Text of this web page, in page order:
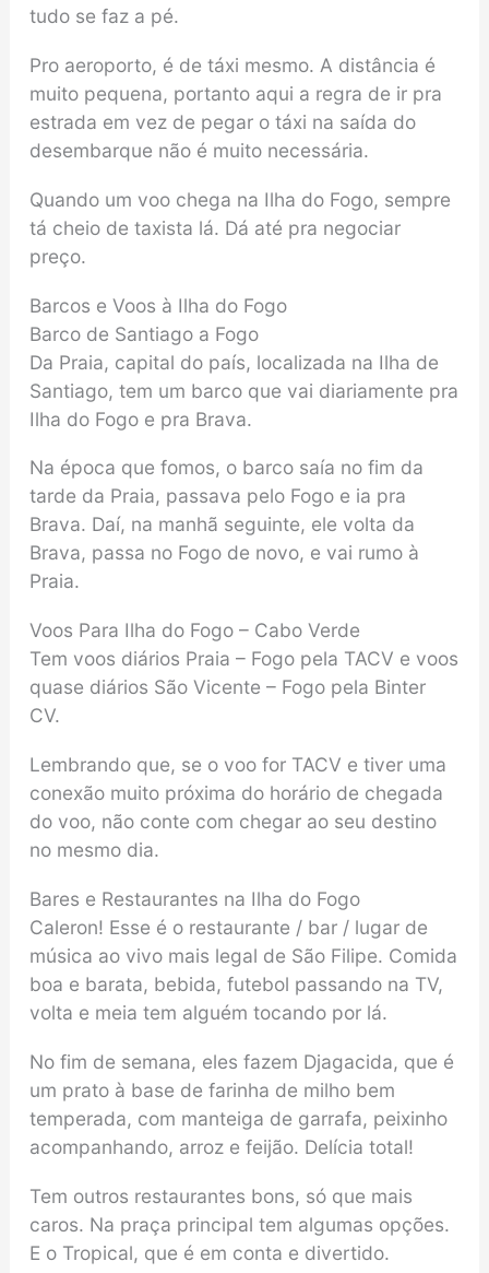
tudo se faz a pé.
Pro aeroporto, é de táxi mesmo. A distância é
muito pequena, portanto aqui a regra de ir pra
estrada em vez de pegar o táxi na saída do
desembarque não é muito necessária.
Quando um voo chega na Ilha do Fogo, sempre
tá cheio de taxista lá. Dá até pra negociar
preço.
Barcos e Voos à Ilha do Fogo
Barco de Santiago a Fogo
Da Praia, capital do país, localizada na Ilha de
Santiago, tem um barco que vai diariamente pra
Ilha do Fogo e pra Brava.
Na época que fomos, o barco saía no fim da
tarde da Praia, passava pelo Fogo e ia pra
Brava. Daí, na manhã seguinte, ele volta da
Brava, passa no Fogo de novo, e vai rumo à
Praia.
Voos Para Ilha do Fogo – Cabo Verde
Tem voos diários Praia – Fogo pela TACV e voos
quase diários São Vicente – Fogo pela Binter
CV.
Lembrando que, se o voo for TACV e tiver uma
conexão muito próxima do horário de chegada
do voo, não conte com chegar ao seu destino
no mesmo dia.
Bares e Restaurantes na Ilha do Fogo
Caleron! Esse é o restaurante / bar / lugar de
música ao vivo mais legal de São Filipe. Comida
boa e barata, bebida, futebol passando na TV,
volta e meia tem alguém tocando por lá.
No fim de semana, eles fazem Djagacida, que é
um prato à base de farinha de milho bem
temperada, com manteiga de garrafa, peixinho
acompanhando, arroz e feijão. Delícia total!
Tem outros restaurantes bons, só que mais
caros. Na praça principal tem algumas opções.
E o Tropical, que é em conta e divertido.